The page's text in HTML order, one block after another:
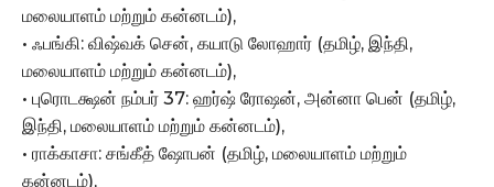
மலையாளம் மற்றும் கன்னடம்),
• ஃபங்கி: விஷ்வக் சென், கயாடு லோஹார் (தமிழ், இந்தி,
மலையாளம் மற்றும் கன்னடம்),
• புரொடக்ஷன் நம்பர் 37: ஹர்ஷ் ரோஷன், அன்னா பென் (தமிழ்,
இந்தி, மலையாளம் மற்றும் கன்னடம்),
• ராக்காசா: சங்கீத் ஷோபன் (தமிழ், மலையாளம் மற்றும்
கன்னடம்),